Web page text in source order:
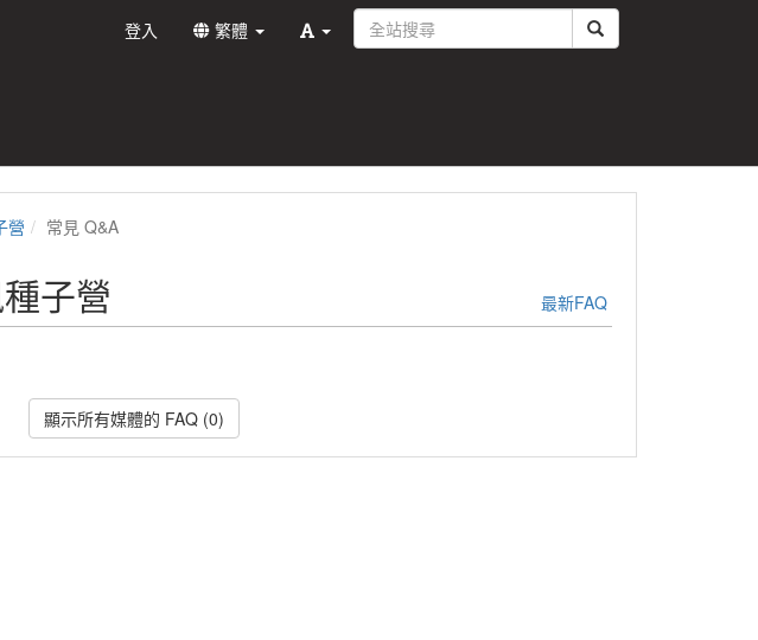
登入 繁體
營 常見 Q&A
子營 最新FAQ
顯示所有媒體的 FAQ (0)